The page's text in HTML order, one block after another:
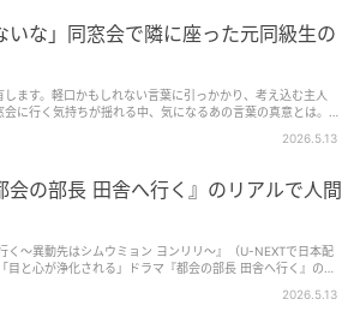
いな」同窓会で隣に座った元同級生の
ます。軽口かもしれない言葉に引っかかり、考え込む主人
に行く気持ちが揺れる中、気になるあの言葉の真意とは。彼
2026.5.13
の部長 田舎へ行く』のリアルで人間
～異動先はシムウミョン ヨンリリ～』（U-NEXTで日本配
人間味あふれるヒューマンドラマ。
2026.5.13